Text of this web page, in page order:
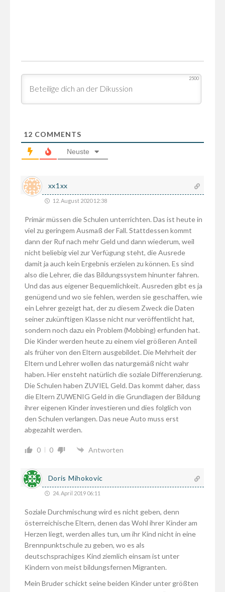
2500
12 COMMENTS
Neuste
xx1xx
12. August 2020 12:38
Primär müssen die Schulen unterrichten. Das ist heute in
viel zu geringem Ausmaß der Fall. Stattdessen kommt
dann der Ruf nach mehr Geld und dann wiederum, weil
nicht beliebig viel zur Verfügung steht, die Ausrede
damit ja auch kein Ergebnis erzielen zu können. Es sind
also die Lehrer, die das Bildungssystem hinunter fahren.
Und das aus eigener Bequemlichkeit. Ausreden gibt es ja
genügend und wo sie fehlen, werden sie geschaffen, wie
ein Lehrer gezeigt hat, der zu diesem Zweck die Daten
seiner zukünftigen Klasse nicht nur veröffentlicht hat,
sondern noch dazu ein Problem (Mobbing) erfunden hat.
Die Kinder werden heute zu einem viel größeren Anteil
als früher von den Eltern ausgebildet. Die Mehrheit der
Eltern und Lehrer wollen das naturgemäß nicht wahr
haben. Hier ensteht natürlich die soziale Differenzierung.
Die Schulen haben ZUVIEL Geld. Das kommt daher, dass
die Eltern ZUWENIG Geld in die Grundlagen der Bildung
ihrer eigenen Kinder investieren und dies folglich von
den Schulen verlangen. Das neue Auto muss erst
abgezahlt werden.
0 0 Antworten
Doris Mihokovic
24. April 2019 06:11
Soziale Durchmischung wird es nicht geben, denn
österreichische Eltern, denen das Wohl ihrer Kinder am
Herzen liegt, werden alles tun, um ihr Kind nicht in eine
Brennpunktschule zu geben, wo es als
deutschsprachiges Kind ziemlich einsam ist unter
Kindern von meist bildungsfernen Migranten.
Mein Bruder schickt seine beiden Kinder unter größten